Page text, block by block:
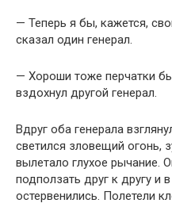
— Теперь я бы, кажется,
сказал один генерал.
— Хороши тоже перчатки
вздохнул другой генерал.
Вдруг оба генерала
светился зловещий огонь,
вылетало глухое рычание.
подползать друг к другу и
остервенились. Полетели